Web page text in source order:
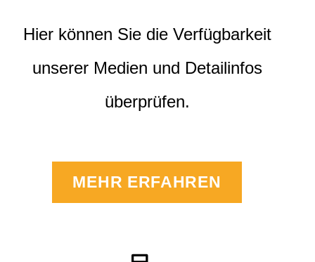
Hier können Sie die Verfügbarkeit
unserer Medien und Detailinfos
überprüfen.
MEHR ERFAHREN